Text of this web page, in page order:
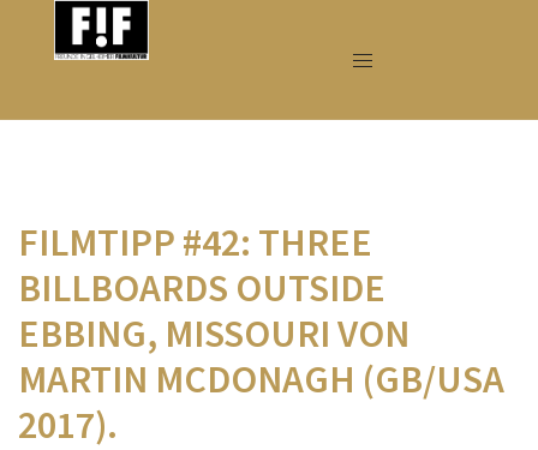
FILMTIPP #42: THREE
BILLBOARDS OUTSIDE
EBBING, MISSOURI VON
MARTIN MCDONAGH (GB/USA
2017).